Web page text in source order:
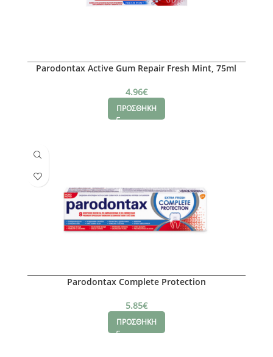
Parodontax Active Gum Repair Fresh Mint, 75ml
4.96€
ΠΡΟΣΘΗΚΗ
Parodontax Complete Protection
5.85€
ΠΡΟΣΘΗΚΗ